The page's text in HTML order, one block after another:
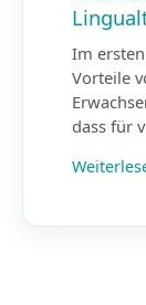
Im
Vorteile
dass für